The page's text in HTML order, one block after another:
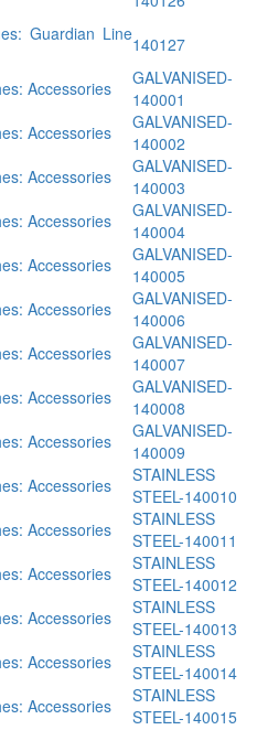
Guardian Line140127
Accessories
GALVANISED-
140001
Accessories
GALVANISED-
140002
Accessories
GALVANISED-
140003
Accessories
GALVANISED-
140004
Accessories
GALVANISED-
140005
Accessories
GALVANISED-
140006
Accessories
GALVANISED-
140007
Accessories
GALVANISED-
140008
Accessories
GALVANISED-
140009
Accessories
STAINLESS
STEEL-140010
Accessories
STAINLESS
STEEL-140011
Accessories
STAINLESS
STEEL-140012
Accessories
STAINLESS
STEEL-140013
Accessories
STAINLESS
STEEL-140014
Accessories
STAINLESS
STEEL-140015